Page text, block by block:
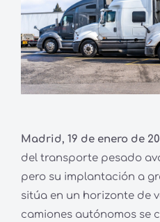
Madrid, 19 de enero de
del transporte pesado
pero su implantación a
sitúa en un horizonte de
camiones autónomos se